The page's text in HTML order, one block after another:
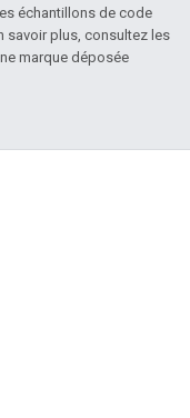
échantillons de code
savoir plus, consultez les
marque déposée